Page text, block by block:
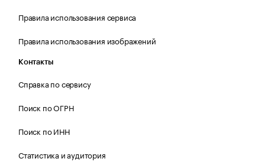
Правила использования сервиса
Правила использования изображений
Контакты
Справка по сервису
Поиск по ОГРН
Поиск по ИНН
Статистика и аудитория